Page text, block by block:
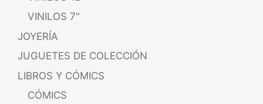
VINILOS 7"
JOYERÍA
JUGUETES DE COLECCIÓN
LIBROS Y CÓMICS
CÓMICS